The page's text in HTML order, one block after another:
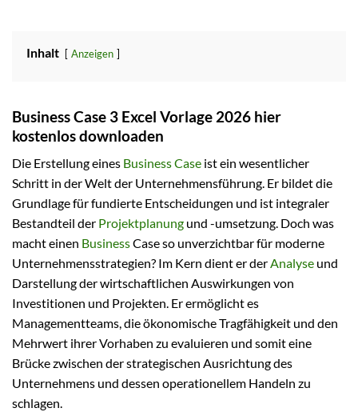
Inhalt Anzeigen
Business Case 3 Excel Vorlage 2026 hier
kostenlos downloaden
Die Erstellung eines Business Case ist ein wesentlicher
Schritt in der Welt der Unternehmensführung. Er bildet die
Grundlage für fundierte Entscheidungen und ist integraler
Bestandteil der Projektplanung und -umsetzung. Doch was
macht einen BusinessCase so unverzichtbar für moderne
Unternehmensstrategien? Im Kern dient er derAnalyse und
Darstellung der wirtschaftlichen Auswirkungen von
Investitionen und Projekten. Er ermöglicht es
Managementteams, die ökonomische Tragfähigkeit und den
Mehrwert ihrer Vorhaben zu evaluieren und somit eine
Brücke zwischen der strategischen Ausrichtung des
Unternehmens und dessen operationellem Handeln zu
schlagen.